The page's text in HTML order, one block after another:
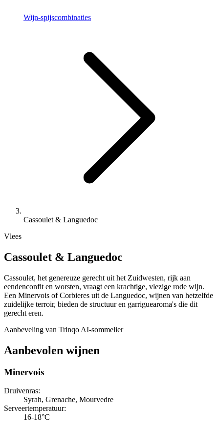
Wijn-spijscombinaties
Cassoulet & Languedoc
Vlees
Cassoulet & Languedoc
Cassoulet, het genereuze gerecht uit het Zuidwesten, rijk aan
eendenconfit en worsten, vraagt een krachtige, vlezige rode wijn.
Een Minervois of Corbieres uit de Languedoc, wijnen van hetzelfde
zuidelijke terroir, bieden de structuur en garriguearoma's die dit
gerecht eren.
Aanbeveling van Trinqo AI-sommelier
Aanbevolen wijnen
Minervois
Druivenras:
Syrah, Grenache, Mourvedre
Serveertemperatuur:
16-18°C